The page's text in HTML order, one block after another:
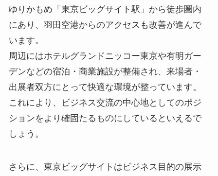
ゆりかもめ「東京ビッグサイト駅」から徒歩圏内
にあり、羽田空港からのアクセスも改善が進んで
います。
周辺にはホテルグランドニッコー東京や有明ガー
デンなどの宿泊・商業施設が整備され、来場者・
出展者双方にとって快適な環境が整っています。
これにより、ビジネス交流の中心地としてのポジ
ションをより確固たるものにしているといえるで
しょう。
さらに、東京ビッグサイトはビジネス目的の展示